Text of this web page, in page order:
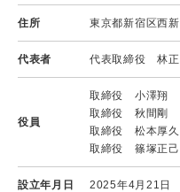
住所 東京都新宿区西
代表者 代表取締役 林正
役員
取締役 小澤翔
取締役 秋間剛
取締役 松本厚久
取締役 篠塚正己
設立年月日 2025年4月21日